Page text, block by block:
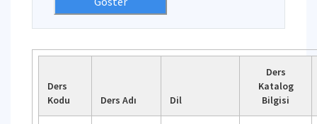
Ders
Kodu
Ders Adı Dil
Ders
Katalog
Bilgisi